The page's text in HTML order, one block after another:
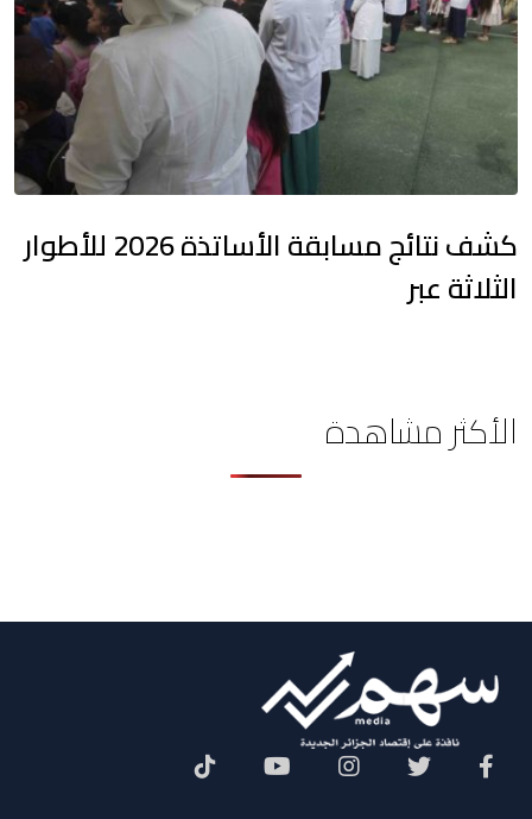
كشف نتائج مسابقة الأساتذة 2026 للأطوار
الثلاثة عبر
الأكثر مشاهدة